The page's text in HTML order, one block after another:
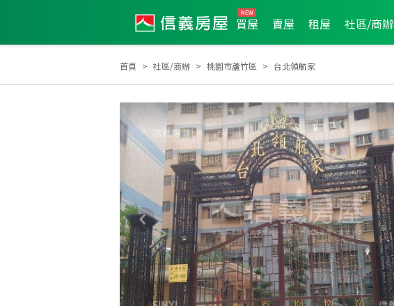
買屋 賣屋 租屋 社區/商辦
首頁 社區/商辦 桃園市蘆竹區 台北領航家